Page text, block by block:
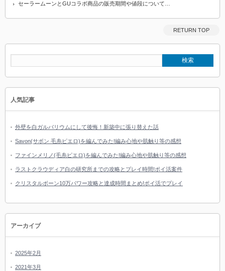
セーラームーンとGUコラボ商品の販売期間や値段について…
RETURN TOP
人気記事
外壁を白ガルバリウムにして後悔！新築中に張り替えた話
Savon(サボン 毛糸ピエロ)を編んでみた!編み心地や肌触り等の感想
ファインメリノ(毛糸ピエロ)を編んでみた!編み心地や肌触り等の感想
ラストクラウディア白の研究所までの攻略とプレイ時間!ポイ活案件
クリスタルボーン10万パワー攻略と達成時間まとめ!ポイ活でプレイ
アーカイブ
2025年2月
2021年3月